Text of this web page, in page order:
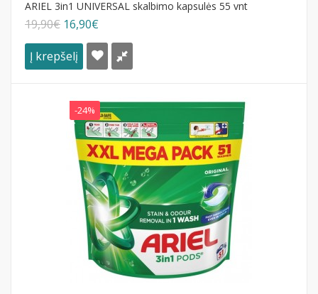
ARIEL 3in1 UNIVERSAL skalbimo kapsulės 55 vnt
19,90€ 16,90€
Į krepšelį
-24%